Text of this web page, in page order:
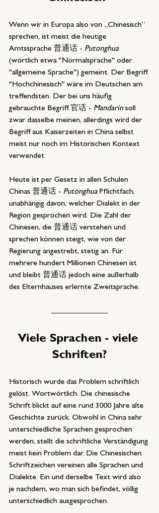
Wenn wir in Europa also von „Chinesisch“
sprechen, ist meist die heutige
Amtssprache 普通话 - Putonghua
(wörtlich etwa "Normalsprache" oder
"allgemeine Sprache") gemeint. Der Begriff
"Hochchinesisch" wäre im Deutschen am
treffendsten. Der bei uns häufig
gebrauchte Begriff 官话 - Mandarin soll
zwar dasselbe meinen, allerdings wird der
Begriff aus Kaiserzeiten in China selbst
meist nur noch im Historischen Kontext
verwendet.
Heute ist per Gesetz in allen Schulen
Chinas 普通话 - Putonghua Pflichtfach,
unabhängig davon, welcher Dialekt in der
Region gesprochen wird. Die Zahl der
Chinesen, die 普通话 verstehen und
sprechen können steigt, wie von der
Regierung angestrebt, stetig an. Für
mehrere hundert Millionen Chinesen ist
und bleibt 普通话 jedoch eine außerhalb
des Elternhauses erlernte Zweitsprache.
Viele Sprachen - viele
Schriften?
Historisch wurde das Problem schriftlich
gelöst. Wortwörtlich. Die chinesische
Schrift blickt auf eine rund 3000 Jahre alte
Geschichte zurück. Obwohl in China sehr
unterschiedliche Sprachen gesprochen
werden, stellt die schriftliche Verständigung
meist kein Problem dar. Die Chinesischen
Schriftzeichen vereinen alle Sprachen und
Dialekte. Ein und derselbe Text wird also
je nachdem, wo man sich befindet, völlig
unterschiedlich ausgesprochen.